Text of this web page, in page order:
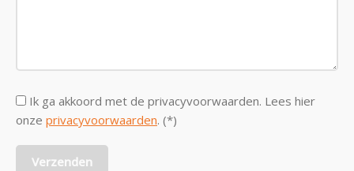
Ik ga akkoord met de privacyvoorwaarden. Lees hier
onze privacyvoorwaarden. (*)